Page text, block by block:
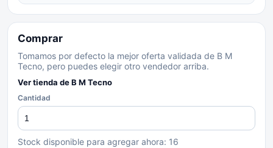
Comprar
Tomamos por defecto la mejor oferta validada de B M
Tecno, pero puedes elegir otro vendedor arriba.
Ver tienda deB M Tecno
Cantidad
Stock disponible para agregar ahora: 16